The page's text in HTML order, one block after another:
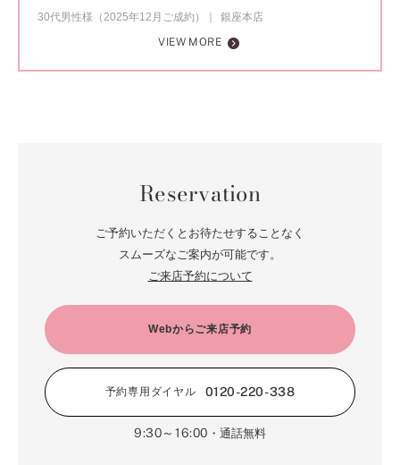
30代男性様（2025年12月ご成約）
銀座本店
VIEW MORE
Reservation
ご予約いただくとお待たせすることなく
スムーズなご案内が可能です。
ご来店予約について
Webからご来店予約
予約専用ダイヤル 0120-220-338
9:30～16:00 ・通話無料